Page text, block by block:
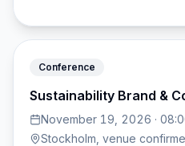
Conference
Sustainability Brand &
November 19, 2026 ·
Stockholm, venue